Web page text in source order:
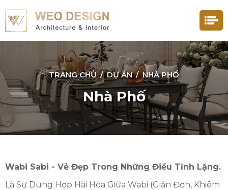
TRANG CHỦ / DỰ ÁN / NHÀ PHỐ
Nhà Phố
Wabi Sabi - Vẻ Đẹp Trong Những Điều Tĩnh Lặng.
Là Sự Dung Hợp Hài Hòa Giữa Wabi (giản Đơn, Khiêm